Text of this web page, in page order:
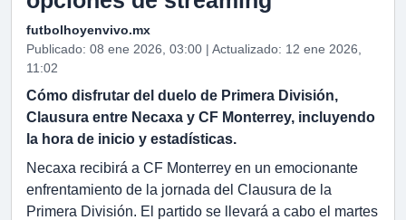
futbolhoyenvivo.mx
Publicado: 08 ene 2026, 03:00 | Actualizado: 12 ene 2026,
11:02
Cómo disfrutar del duelo de Primera División,
Clausura entre Necaxa y CF Monterrey, incluyendo
la hora de inicio y estadísticas.
Necaxa recibirá a CF Monterrey en un emocionante
enfrentamiento de la jornada del Clausura de la
Primera División. El partido se llevará a cabo el martes